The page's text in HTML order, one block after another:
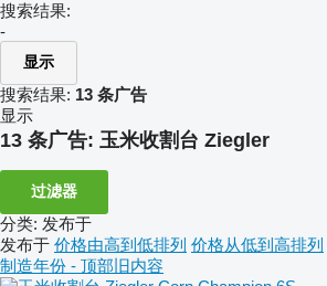
搜索结果:
-
显示
搜索结果: 13 条广告
显示
13 条广告: 玉米收割台 Ziegler
过滤器
分类: 发布于
发布于 价格由高到低排列 价格从低到高排列
制造年份 - 顶部旧内容